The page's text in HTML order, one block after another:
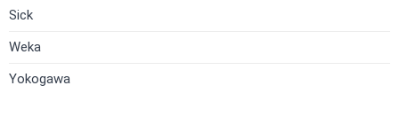
Sick
Weka
Yokogawa